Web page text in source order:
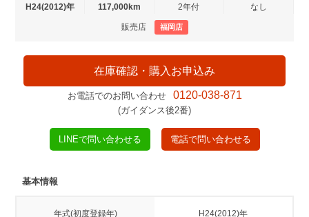
H24(2012)年
117,000km
2年付
なし
販売店 福岡店
在庫確認・購入お申込み
お電話でのお問い合わせ 0120-038-871
(ガイダンス後2番)
LINEで問い合わせる 電話で問い合わせる
基本情報
年式(初度登録年) H24(2012)年